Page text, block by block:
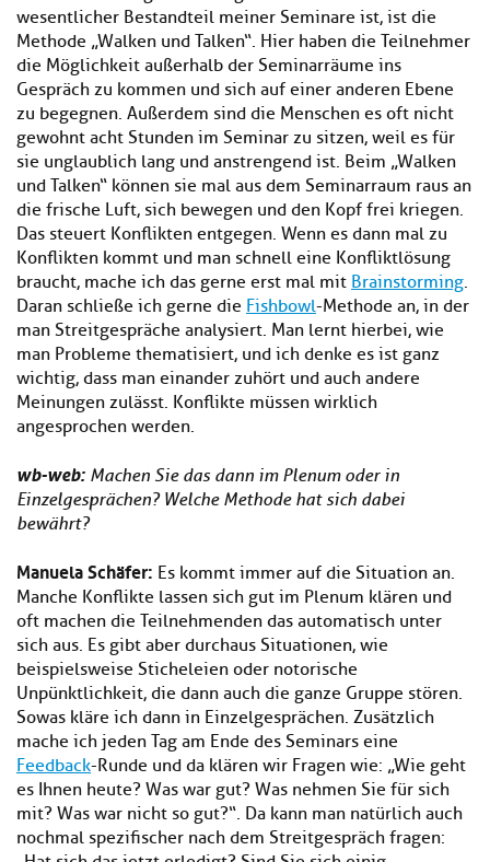
wesentlicher Bestandteil meiner Seminare ist, ist die
Methode „Walken und Talken“. Hier haben die Teilnehmer
die Möglichkeit außerhalb der Seminarräume ins
Gespräch zu kommen und sich auf einer anderen Ebene
zu begegnen. Außerdem sind die Menschen es oft nicht
gewohnt acht Stunden im Seminar zu sitzen, weil es für
sie unglaublich lang und anstrengend ist. Beim „Walken
und Talken“ können sie mal aus dem Seminarraum raus an
die frische Luft, sich bewegen und den Kopf frei kriegen.
Das steuert Konflikten entgegen. Wenn es dann mal zu
Konflikten kommt und man schnell eine Konfliktlösung
braucht, mache ich das gerne erst mal mit Brainstorming.
Daran schließe ich gerne die Fishbowl-Methode an, in der
man Streitgespräche analysiert. Man lernt hierbei, wie
man Probleme thematisiert, und ich denke es ist ganz
wichtig, dass man einander zuhört und auch andere
Meinungen zulässt. Konflikte müssen wirklich
angesprochen werden.
wb-web: Machen Sie das dann im Plenum oder in
Einzelgesprächen? Welche Methode hat sich dabei
bewährt?
Manuela Schäfer: Es kommt immer auf die Situation an.
Manche Konflikte lassen sich gut im Plenum klären und
oft machen die Teilnehmenden das automatisch unter
sich aus. Es gibt aber durchaus Situationen, wie
beispielsweise Sticheleien oder notorische
Unpünktlichkeit, die dann auch die ganze Gruppe stören.
Sowas kläre ich dann in Einzelgesprächen. Zusätzlich
mache ich jeden Tag am Ende des Seminars eine
Feedback-Runde und da klären wir Fragen wie: „Wie geht
es Ihnen heute? Was war gut? Was nehmen Sie für sich
mit? Was war nicht so gut?“. Da kann man natürlich auch
nochmal spezifischer nach dem Streitgespräch fragen: